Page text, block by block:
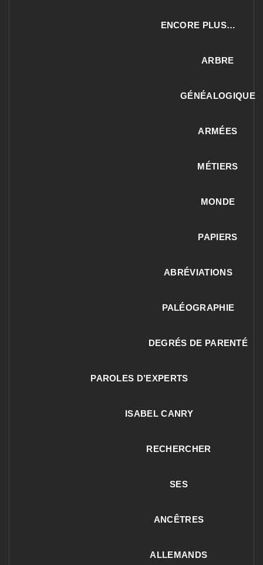
ENCORE PLUS…
ARBRE
GÉNÉALOGIQUE
ARMÉES
MÉTIERS
MONDE
PAPIERS
ABRÉVIATIONS
PALÉOGRAPHIE
DEGRÉS DE PARENTÉ
PAROLES D’EXPERTS
ISABEL CANRY
RECHERCHER
SES
ANCÊTRES
ALLEMANDS